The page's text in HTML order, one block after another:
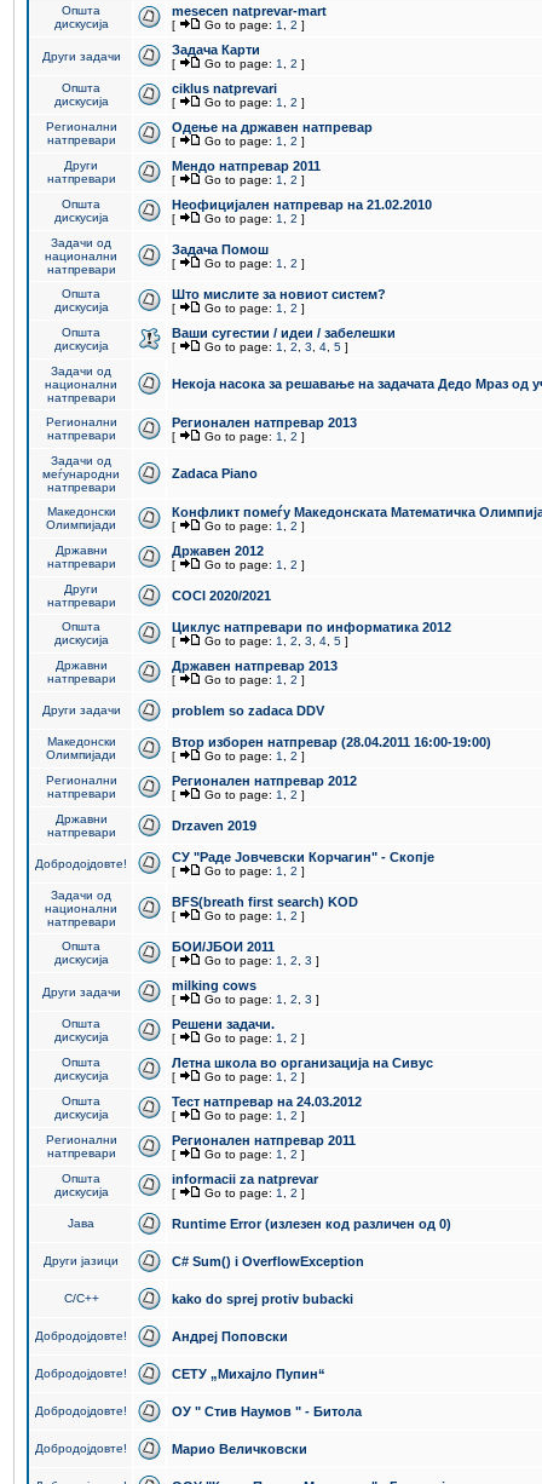
Општа
дискусија
mesecen natprevar-mart
[ Go to page: 1 2 ]
Други задачи Задача Карти
[ Go to page: 1 2 ]
Општа
дискусија
ciklus natprevari
[ Go to page: 1 2 ]
Регионални
натпревари
Одење на државен натпревар
[ Go to page: 1 2 ]
Други
натпревари
Мендо натпревар 2011
[ Go to page: 1 2 ]
Општа
дискусија
Неофицијален натпревар на 21.02.2010
[ Go to page: 1 2 ]
Задачи од
национални
натпревари
Задача Помош
[ Go to page: 1 2 ]
Општа
дискусија
Што мислите за новиот систем?
[ Go to page: 1 2 ]
Општа
дискусија
Ваши сугестии / идеи / забелешки
[ Go to page: 1 2 3 4 5 ]
Задачи од
национални
натпревари
Некоја насока за решавање на задачата Дедо Мраз од
Регионални
натпревари
Регионален натпревар 2013
[ Go to page: 1 2 ]
Задачи од
меѓународни
натпревари
Zadaca Piano
Македонски
Олимпијади
Конфликт помеѓу Македонската Математичка
[ Go to page: 1 2 ]
Државни
натпревари
Државен 2012
[ Go to page: 1 2 ]
Други
натпревари
COCI 2020/2021
Општа
дискусија
Циклус натпревари по информатика 2012
[ Go to page: 1 2 3 4 5 ]
Државни
натпревари
Државен натпревар 2013
[ Go to page: 1 2 ]
Други задачи problem so zadaca DDV
Македонски
Олимпијади
Втор изборен натпревар (28.04.2011 16:00-19:00)
[ Go to page: 1 2 ]
Регионални
натпревари
Регионален натпревар 2012
[ Go to page: 1 2 ]
Државни
натпревари
Drzaven 2019
Добродојдовте! СУ "Раде Јовчевски Корчагин" - Скопје
[ Go to page: 1 2 ]
Задачи од
национални
натпревари
BFS(breath first search) KOD
[ Go to page: 1 2 ]
Општа
дискусија
БОИ/ЈБОИ 2011
[ Go to page: 1 2 3 ]
Други задачи milking cows
[ Go to page: 1 2 3 ]
Општа
дискусија
Решени задачи.
[ Go to page: 1 2 ]
Општа
дискусија
Летна школа во организација на Сивус
[ Go to page: 1 2 ]
Општа
дискусија
Тест натпревар на 24.03.2012
[ Go to page: 1 2 ]
Регионални
натпревари
Регионален натпревар 2011
[ Go to page: 1 2 ]
Општа
дискусија
informacii za natprevar
[ Go to page: 1 2 ]
Јава Runtime Error (излезен код различен од 0)
Други јазици C# Sum() i OverflowException
C/C++ kako do sprej protiv bubacki
Добродојдовте! Андреј Поповски
Добродојдовте! СЕТУ „Михајло Пупин“
Добродојдовте! ОУ " Стив Наумов " - Битола
Добродојдовте! Марио Величковски